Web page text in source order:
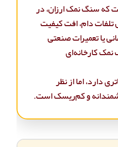
که سنگ نمک ارزان، در
تلفات دام، افت کیفیت
یا تعمیرات صنعتی
کارخانه‌ای
دارد، اما از نظر
و کم‌ریسک است.